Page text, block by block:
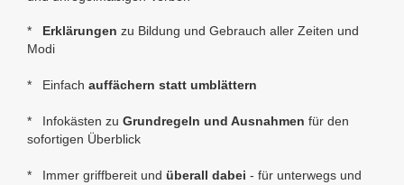
* Erklärungen zu Bildung und Gebrauch aller Zeiten und
Modi
* Einfach auffächern statt umblättern
* Infokästen zu Grundregeln und Ausnahmen für den
sofortigen Überblick
* Immer griffbereit und überall dabei - für unterwegs und